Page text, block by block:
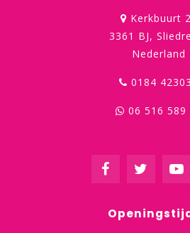
Kerkbuurt
3361 BJ,
Nederland
0184
06 516 589